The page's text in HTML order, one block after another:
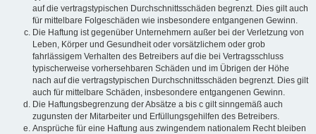
auf die vertragstypischen Durchschnittsschäden begrenzt. Dies gilt auch
für mittelbare Folgeschäden wie insbesondere entgangenen Gewinn.
Die Haftung ist gegenüber Unternehmern außer bei der Verletzung von
Leben, Körper und Gesundheit oder vorsätzlichem oder grob
fahrlässigem Verhalten des Betreibers auf die bei Vertragsschluss
typischerweise vorhersehbaren Schäden und im Übrigen der Höhe
nach auf die vertragstypischen Durchschnittsschäden begrenzt. Dies gilt
auch für mittelbare Schäden, insbesondere entgangenen Gewinn.
Die Haftungsbegrenzung der Absätze a bis c gilt sinngemäß auch
zugunsten der Mitarbeiter und Erfüllungsgehilfen des Betreibers.
Ansprüche für eine Haftung aus zwingendem nationalem Recht bleiben